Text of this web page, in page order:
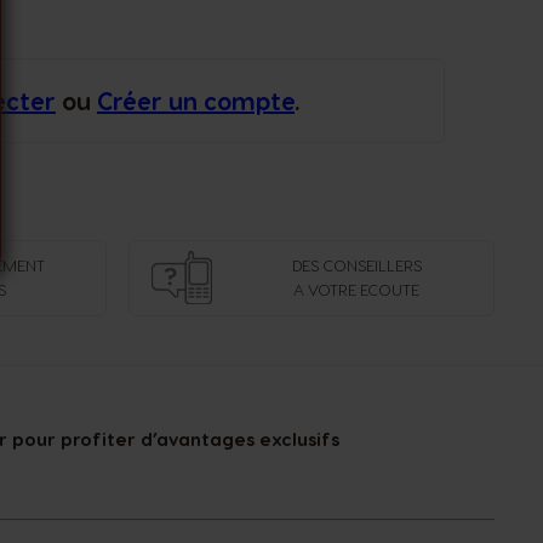
ou Créer un compte.
DES CONSEILLERS
A VOTRE ECOUTE
pour profiter d’avantages exclusifs